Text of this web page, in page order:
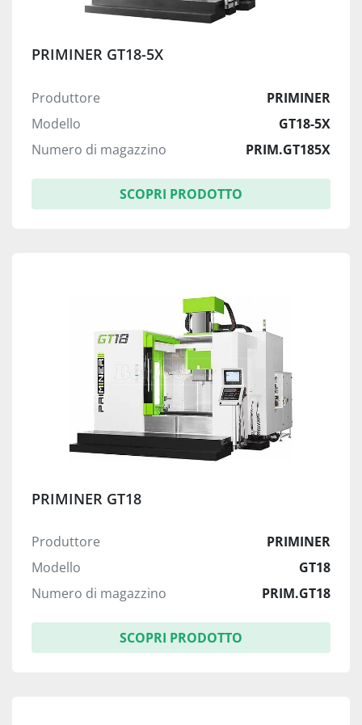
PRIMINER GT18-5X
Produttore
PRIMINER
Modello
GT18-5X
Numero di magazzino
PRIM.GT185X
SCOPRI PRODOTTO
PRIMINER GT18
Produttore
PRIMINER
Modello
GT18
Numero di magazzino
PRIM.GT18
SCOPRI PRODOTTO